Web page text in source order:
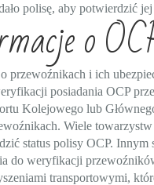
polisę, aby potwierdzić
o
przewoźnikach i ich
posiadania OCP
Kolejowego lub
Wiele
status polisy OCP.
do weryfikacji
transportowymi,